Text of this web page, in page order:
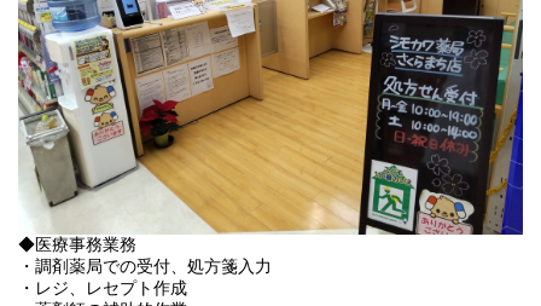
◆医療事務業務
・調剤薬局での受付、処方箋入力
・レジ、レセプト作成